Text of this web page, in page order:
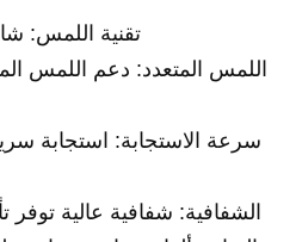
تقنية اللمس:
اللمس المتعدد: دعم اللمس
سرعة الاستجابة: استجابة
الشفافية: شفافية عالية